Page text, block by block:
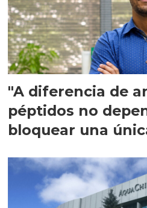
"A diferencia de
péptidos no
bloquear una